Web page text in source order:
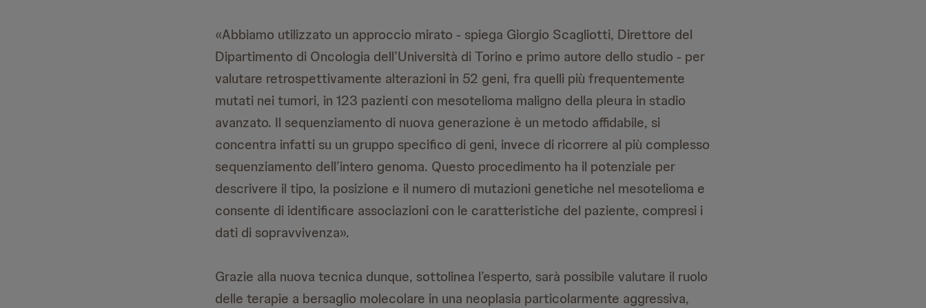
«Abbiamo utilizzato un approccio mirato - spiega Giorgio Scagliotti, Direttore del
Dipartimento di Oncologia dell’Università di Torino e primo autore dello studio - per
valutare retrospettivamente alterazioni in 52 geni, fra quelli più frequentemente
mutati nei tumori, in 123 pazienti con mesotelioma maligno della pleura in stadio
avanzato. Il sequenziamento di nuova generazione è un metodo affidabile, si
concentra infatti su un gruppo specifico di geni, invece di ricorrere al più complesso
sequenziamento dell’intero genoma. Questo procedimento ha il potenziale per
descrivere il tipo, la posizione e il numero di mutazioni genetiche nel mesotelioma e
consente di identificare associazioni con le caratteristiche del paziente, compresi i
dati di sopravvivenza».
Grazie alla nuova tecnica dunque, sottolinea l’esperto, sarà possibile valutare il ruolo
delle terapie a bersaglio molecolare in una neoplasia particolarmente aggressiva,